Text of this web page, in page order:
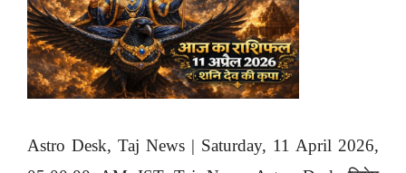
Astro Desk, Taj News | Saturday, 11 April 2026,